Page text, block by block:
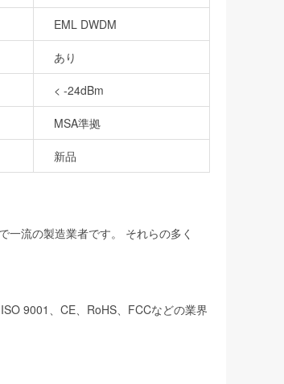
EML DWDM
あり
< -24dBm
MSA準拠
新品
流の製造業者です。 それらの多く
9001、CE、RoHS、FCCなどの業界